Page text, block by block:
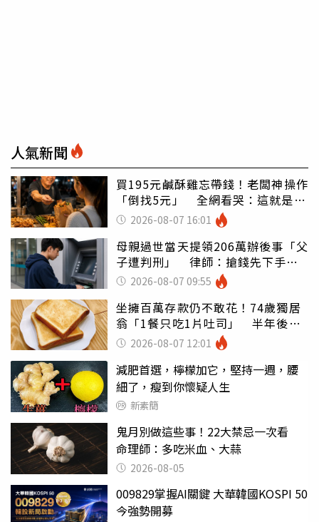
人氣新聞
買195元鹹酥雞忘帶錢！老闆神操作
「倒找5元」 全網看哭：這就是台
灣 2026-08-07 16:01
母親過世當天提領206萬辦後事「父
子遭判刑」 律師：搶錢先下手是
罪 2026-08-07 09:55
坐擁百萬存款仍不敢花！74歲獨居
翁「1餐只吃1片吐司」 半年後暴
瘦嚇壞女兒
2026-08-07 12:01
減肥首選，檸檬加它，堅持一週，腰
細了，瘦到你懷疑人生
新素簡
鬼月別做這些事！22大禁忌一次看
命理師：多吃米血、大蒜
2026-08-05
009829掌握AI關鍵 大華韓國KOSPI 50
今強勢開募